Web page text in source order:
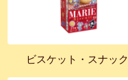
ビスケット・スナック